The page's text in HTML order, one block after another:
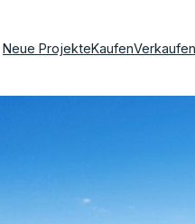
Neue ProjekteKaufen